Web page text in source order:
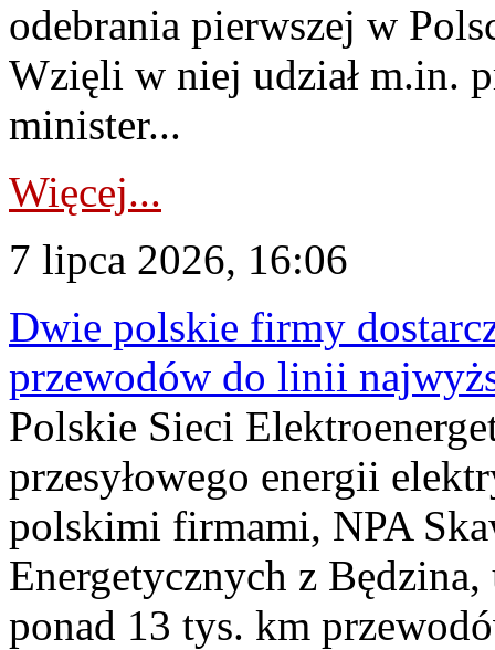
odebrania pierwszej w
Wzięli w niej udział m.in.
minister...
Więcej...
7 lipca 2026, 16:06
Dwie polskie firmy
przewodów do linii
Polskie Sieci
przesyłowego energii
polskimi firmami, NPA
Energetycznych z
ponad 13 tys. km